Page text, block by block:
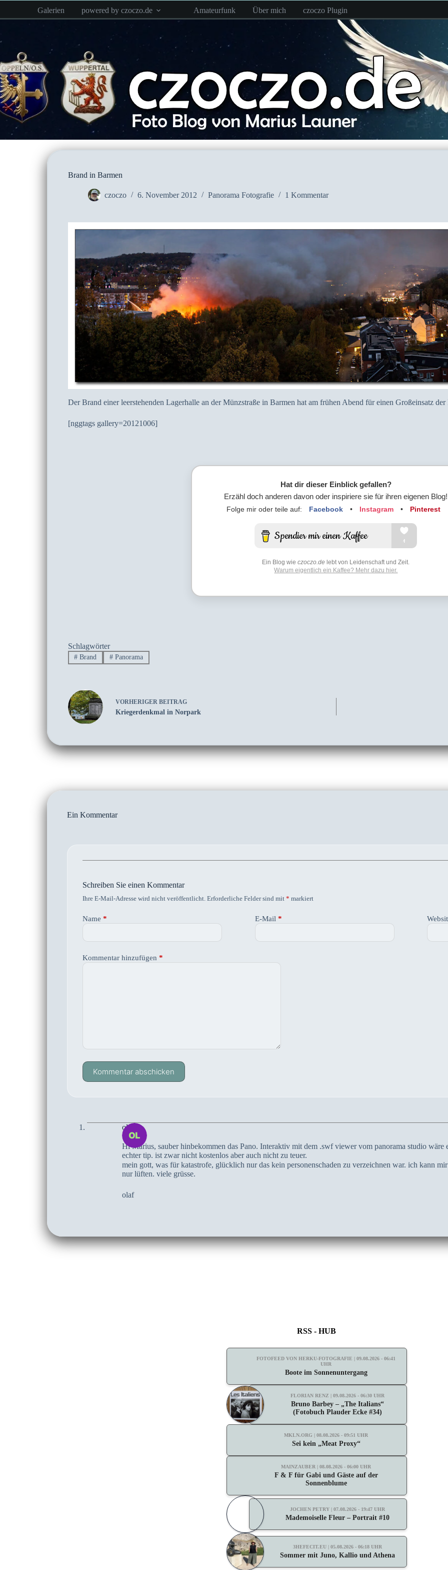
springen
Galerien powered by czoczo.de Amateurfunk Über mich czoczo Plugin
Brand in Barmen
czoczo 6. November 2012 Panorama Fotografie 1 Kommentar
Der Brand einer leerstehenden Lagerhalle an der Münzstraße in Barmen hat am frühen Abend für einen Großeinsatz
[nggtags gallery=20121006]
Hat dir dieser Einblick gefallen?
Erzähl doch anderen davon oder inspiriere sie für ihren eigenen Blog!
Folge mir oder teile auf: Facebook • Instagram • Pinterest
Ein Blog wieczoczo.de lebt von Leidenschaft und Zeit.
Warum eigentlich ein Kaffee? Mehr dazu hier.
Schlagwörter
# Brand # Panorama
VORHERIGER BEITRAG
Kriegerdenkmal in Norpark
Ein Kommentar
Schreiben Sie einen Kommentar
Ihre E-Mail-Adresse wird nicht veröffentlicht. Erforderliche Felder sind mit * markiert
Name * E-Mail *
Kommentar hinzufügen *
Kommentar abschicken
olaf
Hi Marius, sauber hinbekommen das Pano. Interaktiv mit dem .swf viewer vom panorama studio wäre
echter tip. ist zwar nicht kostenlos aber auch nicht zu teuer.
mein gott, was für katastrofe, glücklich nur das kein personenschaden zu verzeichnen war. ich kann
nur lüften. viele grüsse.
olaf
RSS - HUB
FOTOFEED VON HERKU-FOTOGRAFIE | 09.08.2026 - 06:41
UHR
Boote im Sonnenuntergang
FLORIAN RENZ | 09.08.2026 - 06:30 UHR
Bruno Barbey – „The Italians“
(Fotobuch Plauder Ecke #34)
MKLN.ORG | 08.08.2026 - 09:51 UHR
Sei kein „Meat Proxy“
MAINZAUBER | 08.08.2026 - 06:00 UHR
F & F für Gabi und Gäste auf der
Sonnenblume
JOCHEN PETRY | 07.08.2026 - 19:47 UHR
Mademoiselle Fleur – Portrait #10
3HEFECIT.EU | 05.08.2026 - 06:18 UHR
Sommer mit Juno, Kallio und Athena